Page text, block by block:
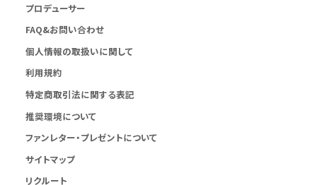
プロデューサー
FAQ&お問い合わせ
個人情報の取扱いに関して
利用規約
特定商取引法に関する表記
推奨環境について
ファンレター・プレゼントについて
サイトマップ
リクルート